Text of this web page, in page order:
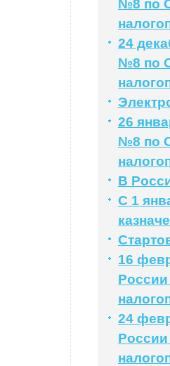
№8 по
24
№8 по
26
№8 по
В
С 1
16
24